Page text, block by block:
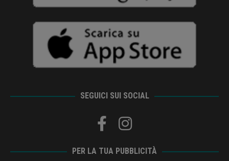
SEGUICI SUI SOCIAL
PER LA TUA PUBBLICITÀ